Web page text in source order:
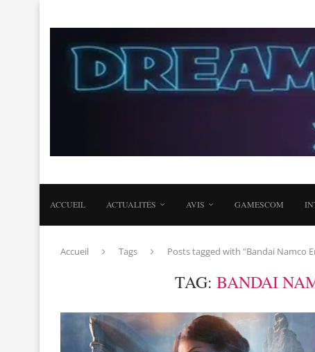
ACCUEIL ACTUALITÉS AVIS GAMESCOM
Accueil Tags Posts tagged with "Bandai Namco
TAG:BANDAI